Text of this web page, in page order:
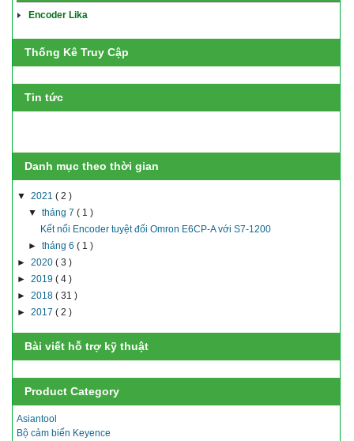
Encoder Lika
Thống Kê Truy Cập
Tin tức
Danh mục theo thời gian
▼ 2021 ( 2 )
▼tháng 7( 1 )
Kết nối Encoder tuyệt đối Omron E6CP-A với S7-1200
►tháng 6( 1 )
► 2020 ( 3 )
► 2019 ( 4 )
► 2018 ( 31 )
► 2017 ( 2 )
Bài viết hỗ trợ kỹ thuật
Product Category
Asiantool
Bộ cảm biến Keyence